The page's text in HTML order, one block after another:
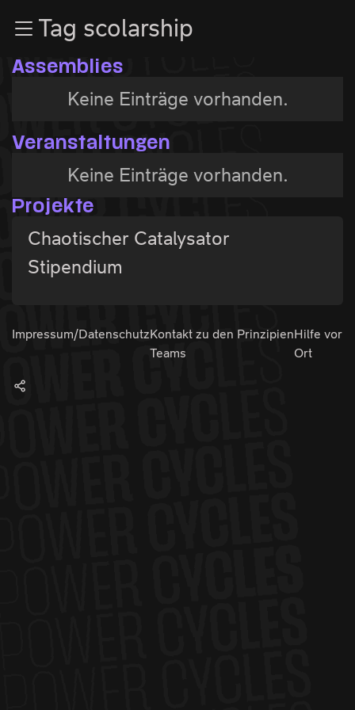
Zum InhaltTag scolarship
Assemblies
Keine Einträge vorhanden.
Veranstaltungen
Keine Einträge vorhanden.
Projekte
Chaotischer Catalysator
Stipendium
Impressum/DatenschutzKontakt zu den
Teams
PrinzipienHilfe vor
Ort